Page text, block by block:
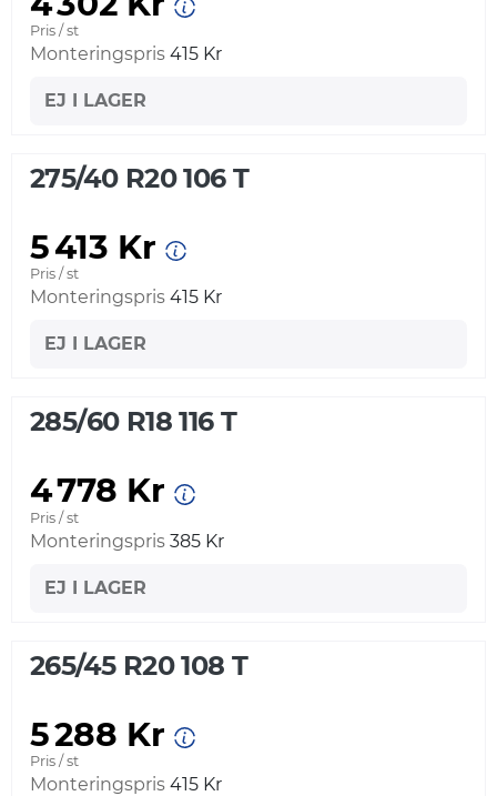
Pris / st
Monteringspris 415 Kr
EJ I LAGER
275/40 R20 106 T
5 413 Kr
Pris / st
Monteringspris 415 Kr
EJ I LAGER
285/60 R18 116 T
4 778 Kr
Pris / st
Monteringspris 385 Kr
EJ I LAGER
265/45 R20 108 T
5 288 Kr
Pris / st
Monteringspris 415 Kr